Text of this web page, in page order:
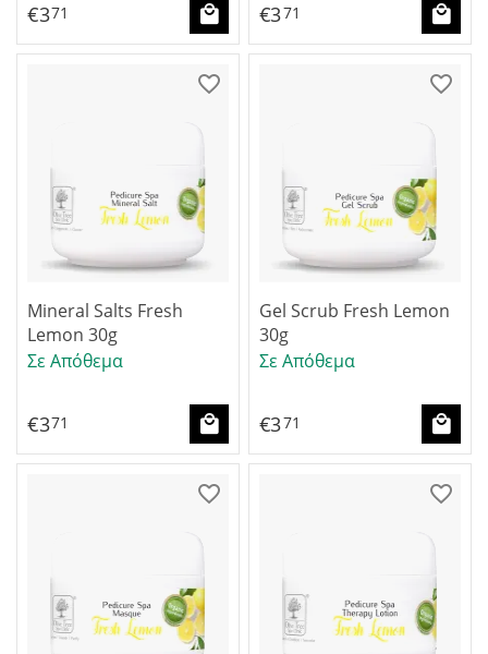
€371 €371
Mineral Salts Fresh
Lemon 30g
Σε Απόθεμα
€371
Gel Scrub Fresh Lemon
30g
Σε Απόθεμα
€371